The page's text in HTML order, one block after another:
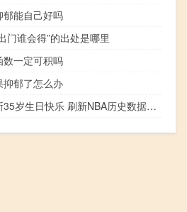
郁能自己好吗
门谁会得”的出处是哪里
数一定可积吗
抑郁了怎么办
詹姆斯35岁生日快乐 刷新NBA历史数据啥情况